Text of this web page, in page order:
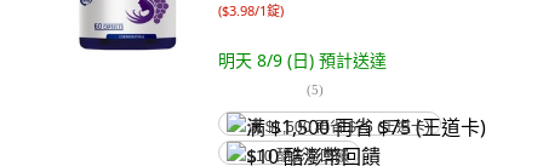
($3.98/1錠)
明天 8/9 (日) 預計送達
(5)
满 $1,500 再省 $75 (王道卡)
$10 酷澎幣回饋